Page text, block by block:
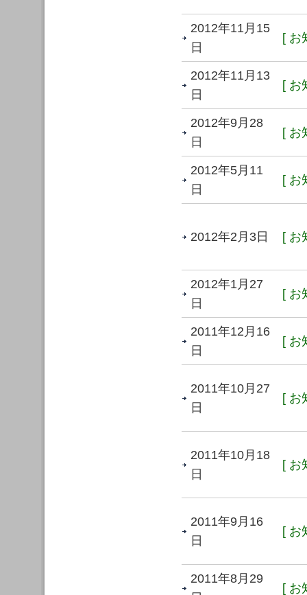
2012年11月15
日
[ お
2012年11月13
日
[ お
2012年9月28
日
[ お
2012年5月11
日
[ お
2012年2月3日 [ お
2012年1月27
日
[ お
2011年12月16
日
[ お
2011年10月27
日
[ お
2011年10月18
日
[ お
2011年9月16
日
[ お
2011年8月29
[ お